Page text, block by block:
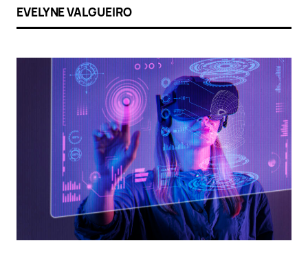
EVELYNE VALGUEIRO